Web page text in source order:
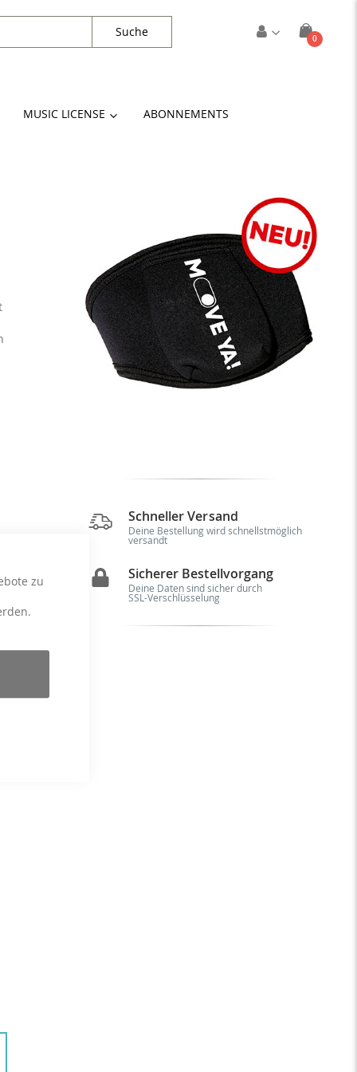
zu
Cart
0Artikel
Suche
MUSIC LICENSE ABONNEMENTS
Schneller Versand
Deine Bestellung wird schnellstmöglich
versandt
Sicherer Bestellvorgang
Deine Daten sind sicher durch
SSL-Verschlüsselung